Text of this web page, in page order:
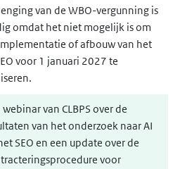
van de WBO-vergunning is
omdat het niet mogelijk is om
of afbouw van het
voor 1 januari 2027 te
webinar van CLBPS over de
van het onderzoek naar AI
SEO en een update over de
voor